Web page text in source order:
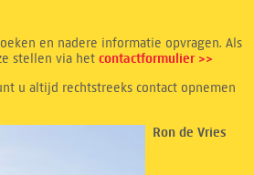
en nadere informatie opvragen. Als
stellen via het contactformulier >>
u altijd rechtstreeks contact opnemen
Ron de Vries